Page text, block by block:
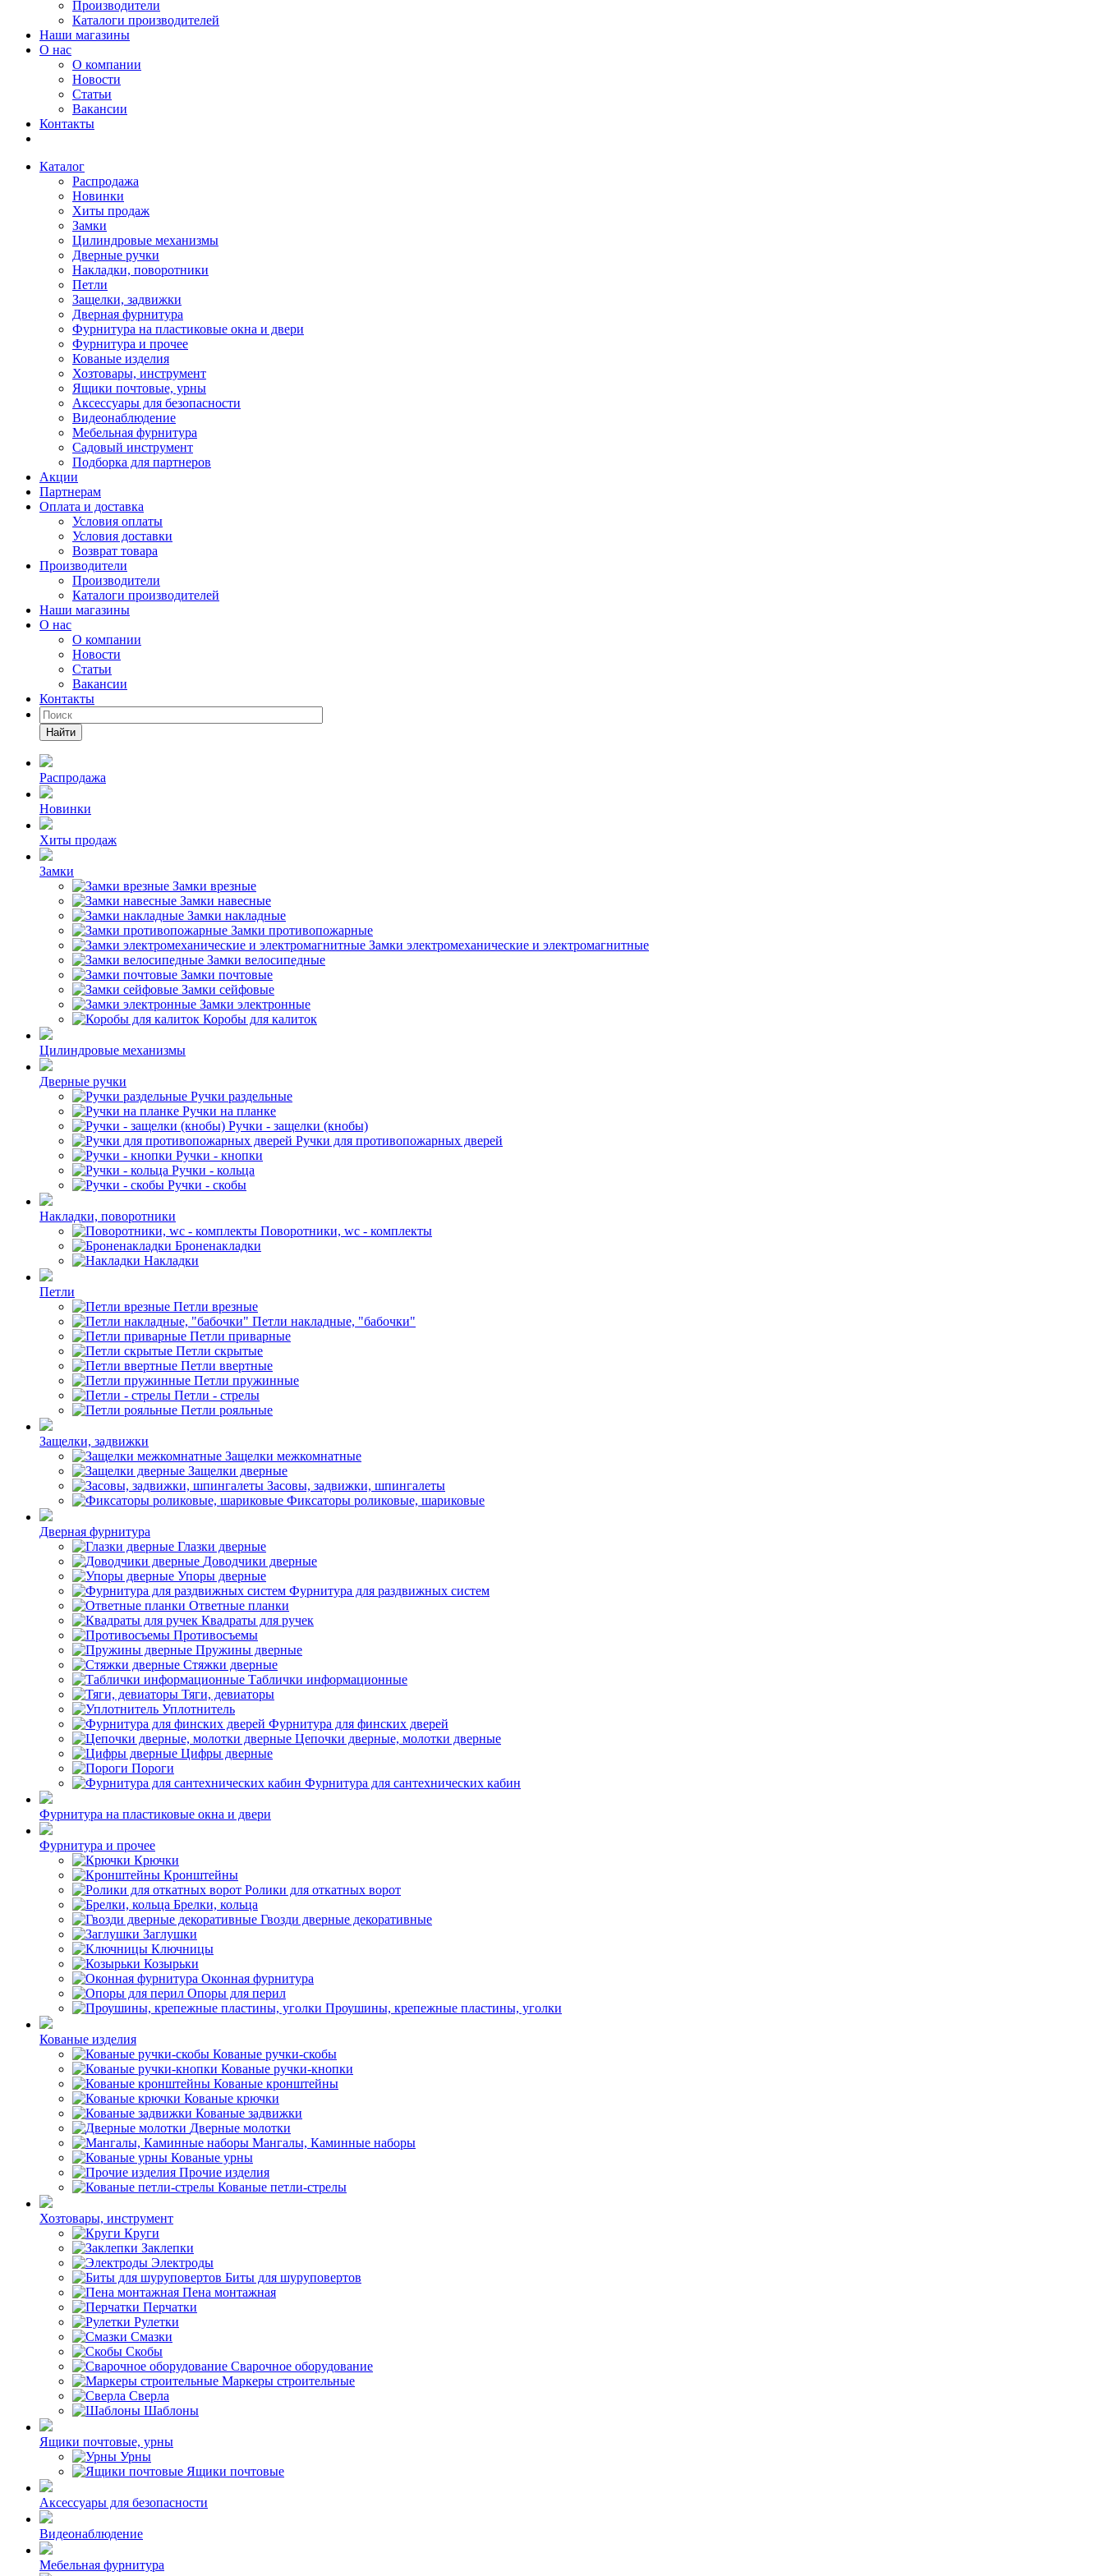
Производители
Каталоги производителей
Наши магазины
О нас
О компании
Новости
Статьи
Вакансии
Контакты
Каталог
Распродажа
Новинки
Хиты продаж
Замки
Цилиндровые механизмы
Дверные ручки
Накладки, поворотники
Петли
Защелки, задвижки
Дверная фурнитура
Фурнитура на пластиковые окна и двери
Фурнитура и прочее
Кованые изделия
Хозтовары, инструмент
Ящики почтовые, урны
Аксессуары для безопасности
Видеонаблюдение
Мебельная фурнитура
Садовый инструмент
Подборка для партнеров
Акции
Партнерам
Оплата и доставка
Условия оплаты
Условия доставки
Возврат товара
Производители
Производители
Каталоги производителей
Наши магазины
О нас
О компании
Новости
Статьи
Вакансии
Контакты
Найти
Распродажа
Новинки
Хиты продаж
Замки
Замки врезные
Замки навесные
Замки накладные
Замки противопожарные
Замки электромеханические и электромагнитные
Замки велосипедные
Замки почтовые
Замки сейфовые
Замки электронные
Коробы для калиток
Цилиндровые механизмы
Дверные ручки
Ручки раздельные
Ручки на планке
Ручки - защелки (кнобы)
Ручки для противопожарных дверей
Ручки - кнопки
Ручки - кольца
Ручки - скобы
Накладки, поворотники
Поворотники, wc - комплекты
Броненакладки
Накладки
Петли
Петли врезные
Петли накладные, "бабочки"
Петли приварные
Петли скрытые
Петли ввертные
Петли пружинные
Петли - стрелы
Петли рояльные
Защелки, задвижки
Защелки межкомнатные
Защелки дверные
Засовы, задвижки, шпингалеты
Фиксаторы роликовые, шариковые
Дверная фурнитура
Глазки дверные
Доводчики дверные
Упоры дверные
Фурнитура для раздвижных систем
Ответные планки
Квадраты для ручек
Противосъемы
Пружины дверные
Стяжки дверные
Таблички информационные
Тяги, девиаторы
Уплотнитель
Фурнитура для финских дверей
Цепочки дверные, молотки дверные
Цифры дверные
Пороги
Фурнитура для сантехнических кабин
Фурнитура на пластиковые окна и двери
Фурнитура и прочее
Крючки
Кронштейны
Ролики для откатных ворот
Брелки, кольца
Гвозди дверные декоративные
Заглушки
Ключницы
Козырьки
Оконная фурнитура
Опоры для перил
Проушины, крепежные пластины, уголки
Кованые изделия
Кованые ручки-скобы
Кованые ручки-кнопки
Кованые кронштейны
Кованые крючки
Кованые задвижки
Дверные молотки
Мангалы, Каминные наборы
Кованые урны
Прочие изделия
Кованые петли-стрелы
Хозтовары, инструмент
Круги
Заклепки
Электроды
Биты для шуруповертов
Пена монтажная
Перчатки
Рулетки
Смазки
Скобы
Сварочное оборудование
Маркеры строительные
Сверла
Шаблоны
Ящики почтовые, урны
Урны
Ящики почтовые
Аксессуары для безопасности
Видеонаблюдение
Мебельная фурнитура